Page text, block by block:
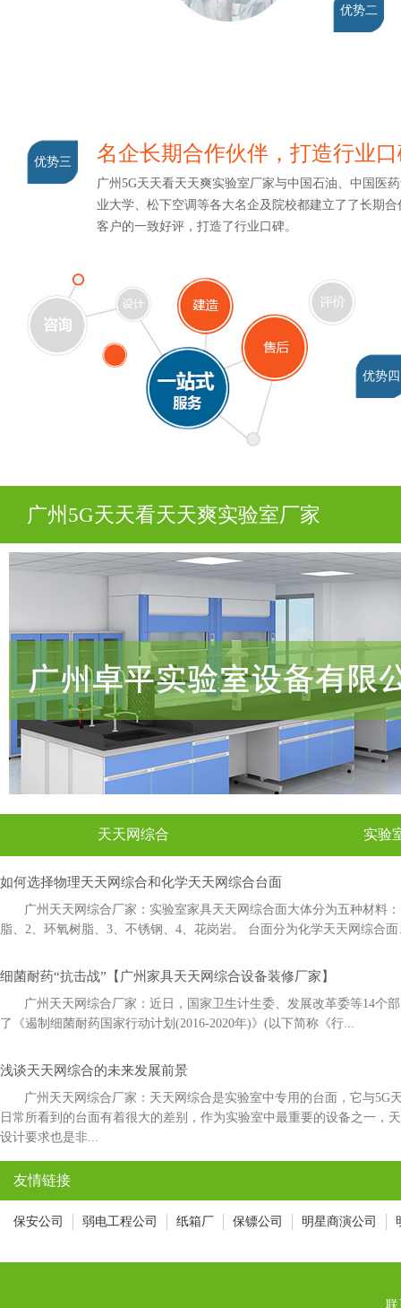
优势二
优势三 名企长期合作伙伴，打造行业
广州5G天天看天天爽实验室厂家与中国石油、中国医药
业大学、松下空调等各大名企及院校都建立了了长期合作
客户的一致好评，打造了行业口碑。
优势四
广州5G天天看天天爽实验室厂家
天天网综合 实验
如何选择物理天天网综合和化学天天网综合台面
广州天天网综合厂家：实验室家具天天网综合面大体分为五种材料：
脂、2、环氧树脂、3、不锈钢、4、花岗岩。 台面分为化学天天网综合
细菌耐药“抗击战”【广州家具天天网综合设备装修厂家】
广州天天网综合厂家：近日，国家卫生计生委、发展改革委等14个
了《遏制细菌耐药国家行动计划(2016-2020年)》(以下简称《行...
浅谈天天网综合的未来发展前景
广州天天网综合厂家：天天网综合是实验室中专用的台面，它与
日常所看到的台面有着很大的差别，作为实验室中最重要的设备之一，
设计要求也是非...
友情链接
保安公司 弱电工程公司 纸箱厂 保镖公司 明星商演公司
联